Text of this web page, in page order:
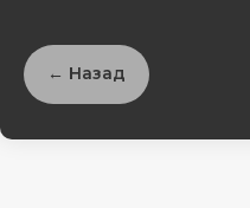
← Назад